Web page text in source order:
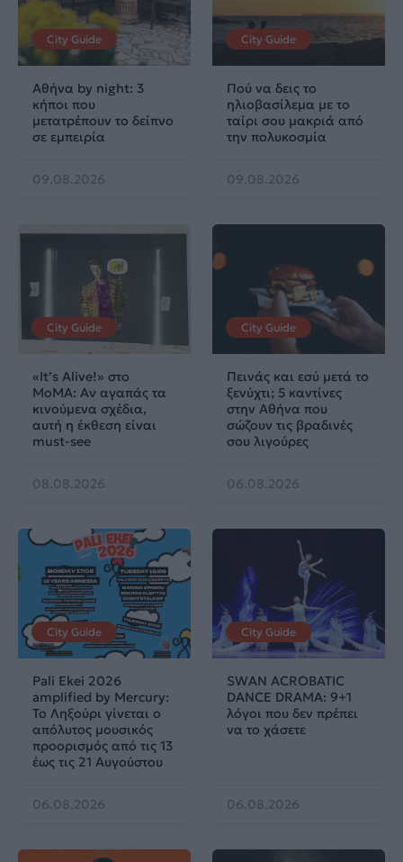
City Guide
Αθήνα by night: 3
κήποι που
μετατρέπουν το δείπνο
σε εμπειρία
09.08.2026
City Guide
Πού να δεις το
ηλιοβασίλεμα με το
ταίρι σου μακριά από
την πολυκοσμία
09.08.2026
City Guide
«It’s Alive!» στο
MoMA: Αν αγαπάς τα
κινούμενα σχέδια,
αυτή η έκθεση είναι
must-see
08.08.2026
City Guide
Πεινάς και εσύ μετά το
ξενύχτι; 5 καντίνες
στην Αθήνα που
σώζουν τις βραδινές
σου λιγούρες
06.08.2026
City Guide
Pali Ekei 2026
amplified by Mercury:
Το Ληξούρι γίνεται ο
απόλυτος μουσικός
προορισμός από τις 13
έως τις 21 Αυγούστου
06.08.2026
City Guide
SWAN ACROBATIC
DANCE DRAMA: 9+1
λόγοι που δεν πρέπει
να το χάσετε
06.08.2026